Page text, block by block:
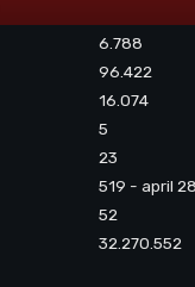
6.788
96.422
16.074
5
23
519 - april
52
32.270.552